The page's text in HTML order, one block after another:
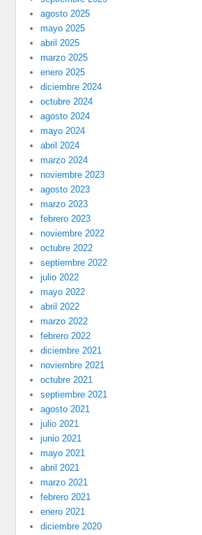
agosto 2025
mayo 2025
abril 2025
marzo 2025
enero 2025
diciembre 2024
octubre 2024
agosto 2024
mayo 2024
abril 2024
marzo 2024
noviembre 2023
agosto 2023
marzo 2023
febrero 2023
noviembre 2022
octubre 2022
septiembre 2022
julio 2022
mayo 2022
abril 2022
marzo 2022
febrero 2022
diciembre 2021
noviembre 2021
octubre 2021
septiembre 2021
agosto 2021
julio 2021
junio 2021
mayo 2021
abril 2021
marzo 2021
febrero 2021
enero 2021
diciembre 2020